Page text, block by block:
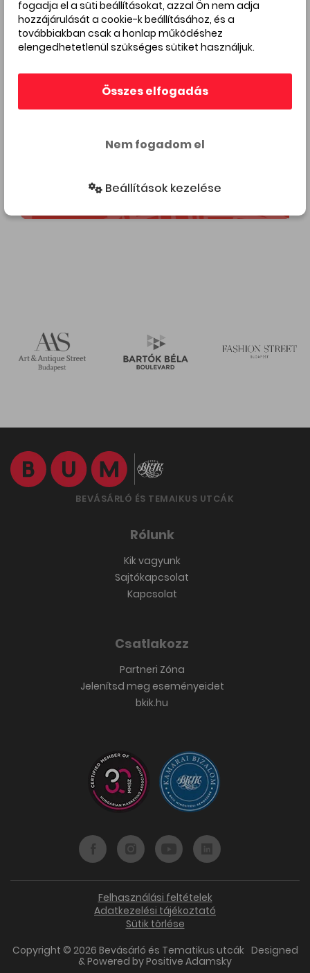
BEVÁSÁRLÓ ÉS TEMAIKUS UTCÁK
Rólunk
Kik vagyunk
Sajtókapcsolat
Kapcsolat
Csatlakozz
Partneri Zóna
Jelenítsd meg eseményeidet
bkik.hu
Felhasználási feltételek
Adatkezelési tájékoztató
Sütik törlése
Copyright © 2026 Bevásárló és Tematikus utcák Designed
& Powered byPositive Adamsky
fogadja el a süti beállításokat, azzal Ön nem adja
hozzájárulását a cookie-k beállításához, és a
továbbiakban csak a honlap működéshez
elengedhetetlenül szükséges sütiket használjuk.
Összes elfogadás
Nem fogadom el
Beállítások kezelése